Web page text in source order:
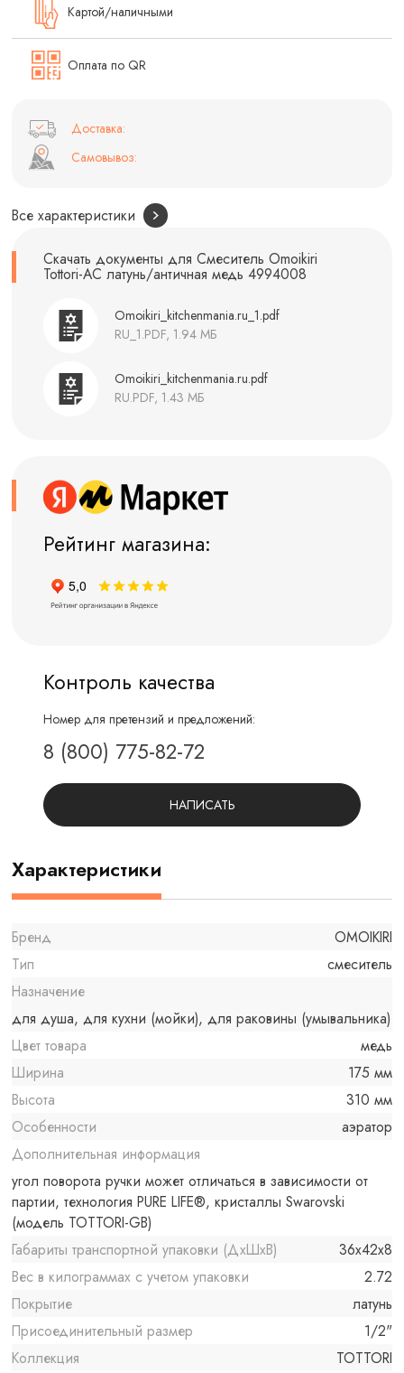
Картой/наличными
Оплата по QR
Доставка:
Самовывоз:
Все характеристики
Скачать документы для Смеситель Omoikiri
Tottori-AC латунь/античная медь 4994008
Omoikiri_kitchenmania.ru_1.pdf
RU_1.PDF, 1.94 МБ
Omoikiri_kitchenmania.ru.pdf
RU.PDF, 1.43 МБ
Рейтинг магазина:
Контроль качества
Номер для претензий и предложений:
8 (800) 775-82-72
НАПИСАТЬ
Характеристики
Бренд
OMOIKIRI
Тип
смеситель
Назначение
для душа, для кухни (мойки), для раковины (умывальника)
Цвет товара
медь
Ширина
175 мм
Высота
310 мм
Особенности
аэратор
Дополнительная информация
угол поворота ручки может отличаться в зависимости от
партии, технология PURE LIFE®, кристаллы Swarovski
(модель TOTTORI-GB)
Габариты транспортной упаковки (ДхШхВ)
36x42x8
Вес в килограммах с учетом упаковки
2.72
Покрытие
латунь
Присоединительный размер
1/2"
Коллекция
TOTTORI